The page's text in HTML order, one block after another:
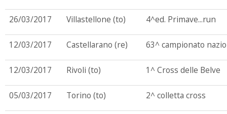
26/03/2017 Villastellone (to) 4^ed. Primave...run
12/03/2017 Castellarano (re) 63^ campionato
12/03/2017 Rivoli (to) 1^ Cross delle Belve
05/03/2017 Torino (to) 2^ colletta cross